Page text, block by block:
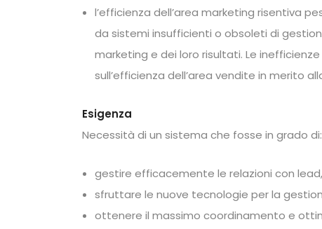
l’efficienza dell’area marketing risentiva
da sistemi insufficienti o obsoleti di
marketing e dei loro risultati. Le
sull’efficienza dell’area vendite in merito
Esigenza
Necessità di un sistema che fosse in grado di:
gestire efficacemente le relazioni con
sfruttare le nuove tecnologie per la
ottenere il massimo coordinamento e